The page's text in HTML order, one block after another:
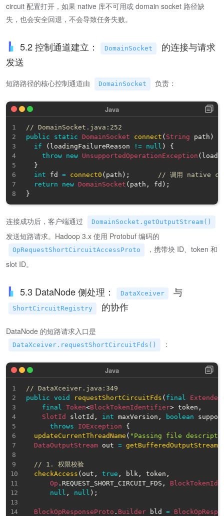
circuit 配置打开，如果 native 库不可用或 domain socket 路径缺
失，也会安全回退，不会导致任务失败。
5.2 控制通道建立： DomainSocket
的连接与请求
发送
短路路径的核心控制通道由 DomainSocket 负责：
// DomainSocket.java:252
public
static DomainSocket connect ( String path )
if
( loadingFailureReason != null )
{
throw new UnsupportedOperationException (
}
int fd = connect0 ( path ) ;
// 调用 native
return
new DomainSocket ( path , fd ) ;
}
连接成功后，客户端通过 DomainSocket.getOutputStream()
发送短路请求。Hadoop 3.x 使用 Protobuf 编码的
OpRequestShortCircuitAccessProto
，携带块 ID、token 和
slot ID。
5.3 DataNode 侧处理： DataXceiver 与
ShortCircuitRegistry 的协作
DataNode 的短路请求入口是
DataXceiver.requestShortCircuitFds() ：
// DataXceiver.java:349
public void requestShortCircuitFds ( final
final
Token<BlockTokenIdentifier> token ,
SlotId
slotId , int maxVersion , boolean
throws
IOException
{
updateCurrentThreadName ( "Passing file
DataOutputStream out = getBufferedOutputStream
// 1. 权限校验
checkAccess ( out , true , blk , token ,
Op . REQUEST_SHORT_CIRCUIT_FDS ,
null , null ) ;
BlockOpResponseProto . Builder bld =